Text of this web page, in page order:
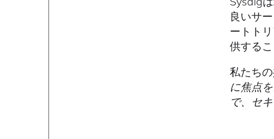
良いサ
ートト
供するこ
私たち
に焦点
で、セ